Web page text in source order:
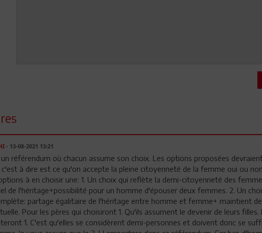
- 13-08-2021 13:21
référendum où chacun assume son choix. Les options proposées
à dire est ce qu'on accepte la pleine citoyenneté de la femme oui ou
à en choisir une: 1. Un choix qui reflète la demi-citoyenneté des
de l'héritage+possibilité pour un homme d'épouser deux femmes. 2. Un
partage égalitaire de l'héritage entre homme et femme+ maintient
Pour les pères qui choisiront 1. Qu'ils assument le devenir de leurs filles.
1. C'est qu'elles se considèrent demi-personnes et doivent donc se